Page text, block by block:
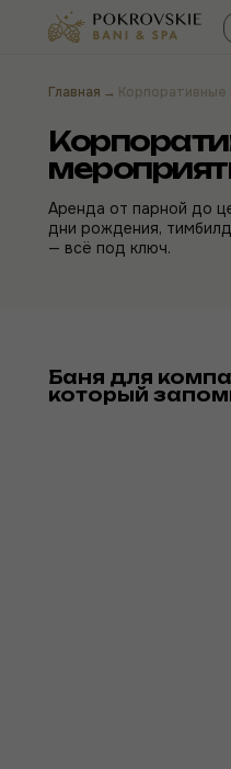
Заполните форму
Бронирование
посещения
процедуры
Аренда от парной до
дни рождения,
— всё под ключ.
Главная → Корпоративные
Баня для
который